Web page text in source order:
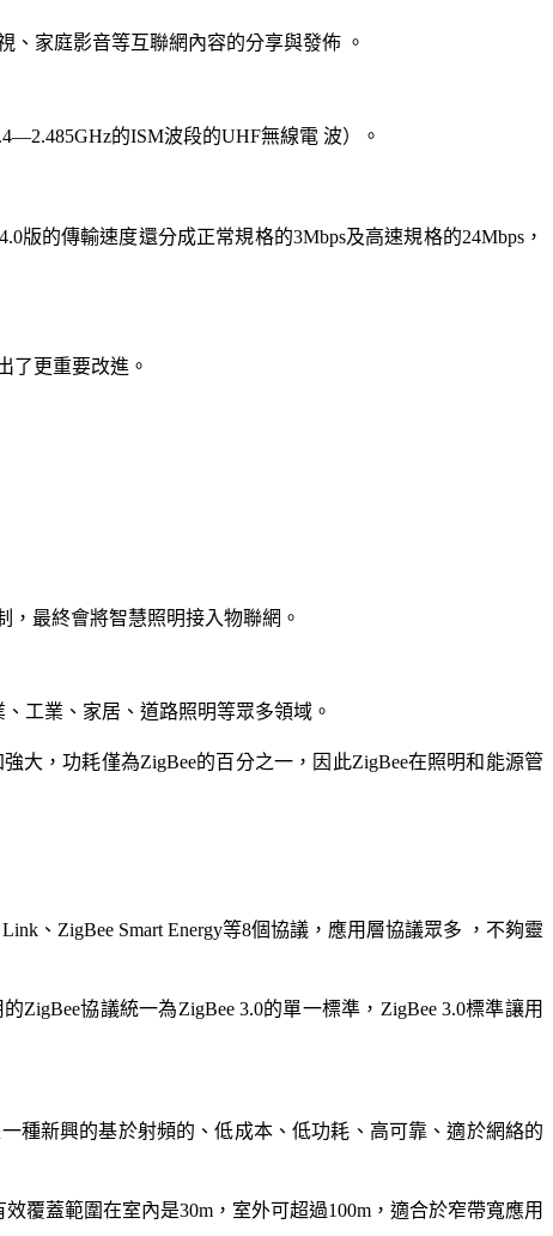
、家庭影音等互聯網內容的分享與發佈 。
的ISM波段的UHF無線電 波）。
版的傳輸速度還分成正常規格的3Mbps及高速規格的24Mbps，
了更重要改進。
最終會將智慧照明接入物聯網。
工業、家居、道路照明等眾多領域。
大，功耗僅為ZigBee的百分之一，因此ZigBee在照明和能源管
、ZigBee Smart Energy等8個協議，應用層協議眾多 ，不夠靈
ZigBee協議統一為ZigBee 3.0的單一標準，ZigBee 3.0標準讓用
種新興的基於射頻的、低成本、低功耗、高可靠、適於網絡的
覆蓋範圍在室內是30m，室外可超過100m，適合於窄帶寬應用